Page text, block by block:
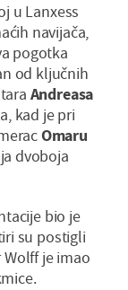
u Lanxess
navijača,
pogotka
od ključnih
Andreasa
kad je pri
Omaru
dvoboja
bio je
su postigli
je imao